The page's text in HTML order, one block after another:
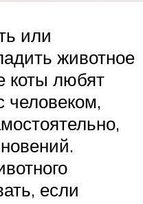
или
животное
коты любят
человеком,
если